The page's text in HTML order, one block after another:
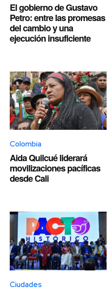
El gobierno de Gustavo
Petro: entre las promesas
del cambio y una
ejecución insuficiente
Colombia
Aida Quilcué liderará
movilizaciones pacíficas
desde Cali
Ciudades